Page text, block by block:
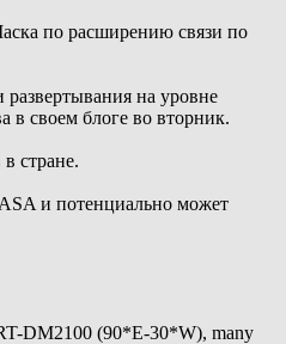
по расширению связи по
на уровне
в своем блоге во вторник.
стране.
и потенциально может
DM2100 (90*E-30*W), many